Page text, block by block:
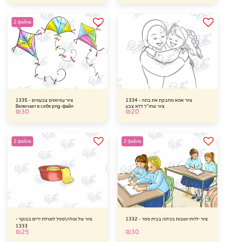
2 файла
ציור עפיפונים צבעוניים - 1335
Включает в себя png-файл
₪30
ציור אמא מחבקת את בתה - 1334
ציור שחו"ל ללא צבע
₪20
2 файла
ציור של נטלה\ספל לנטילת ידיים בבוקר -
1333
₪25
2 файла
ציור ילדות יושבות בכיתה בבית ספר - 1332
₪30